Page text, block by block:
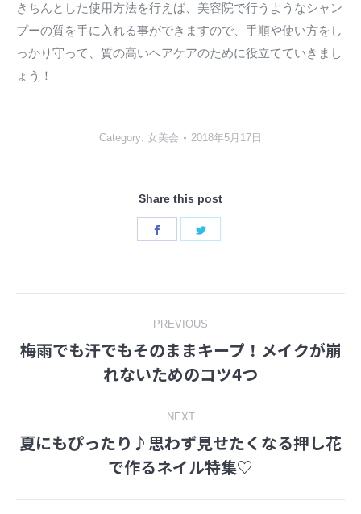
きちんとした使用方法を行えば、美容院で行うようなシャン
プーの質を手に入れる事ができますので、手順や使い方をし
っかり守って、質の高いヘアケアのために役立てていきまし
ょう！
Category: 女美会 2018年5月17日
Share this post
Share
navigation
PREVIOUS
Previous
post:
梅雨でも汗でもそのままキープ！メイクが崩
れないためのコツ4つ
NEXT
Next
post:
夏にもぴったり♪思わず見せたくなる押し花
で作るネイル特集♡